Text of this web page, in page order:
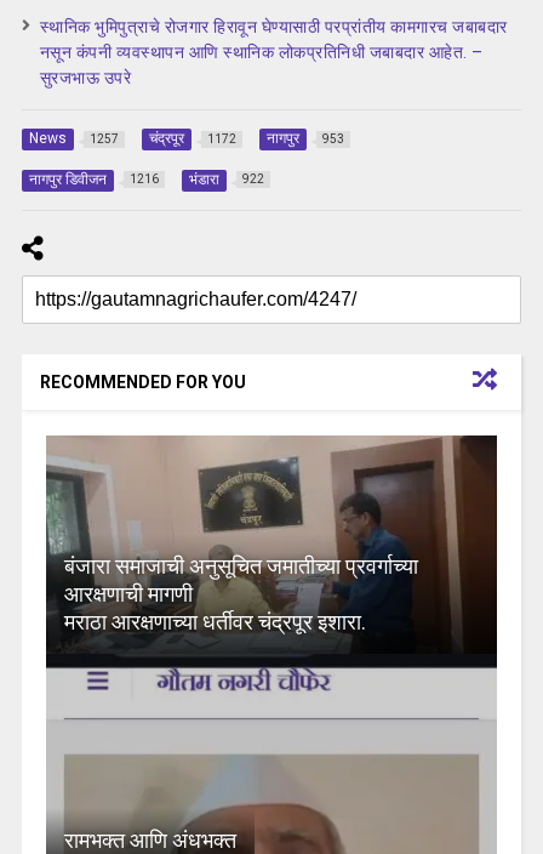
स्थानिक भुमिपुत्राचे रोजगार हिरावून घेण्यासाठी परप्रांतीय कामगारच जबाबदार
नसून कंपनी व्यवस्थापन आणि स्थानिक लोकप्रतिनिधी जबाबदार आहेत. –
सुरजभाऊ उपरे
News 1257 चंद्रपूर 1172 नागपुर 953
नागपुर डिवीजन 1216 भंडारा 922
RECOMMENDED FOR YOU
बंजारा समाजाची अनुसूचित जमातीच्या प्रवर्गाच्या
आरक्षणाची मागणी
मराठा आरक्षणाच्या धर्तीवर चंद्रपूर इशारा.
रामभक्त आणि अंधभक्त